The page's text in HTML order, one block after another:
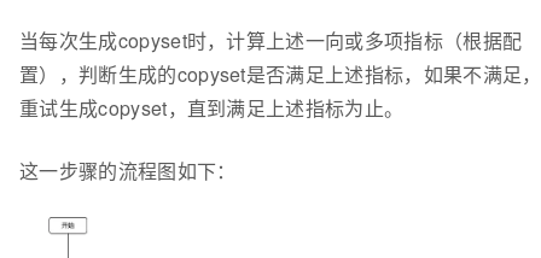
当每次生成copyset时，计算上述一向或多项指标（根据配
置），判断生成的copyset是否满足上述指标，如果不满足
重试生成copyset，直到满足上述指标为止。
这一步骤的流程图如下：